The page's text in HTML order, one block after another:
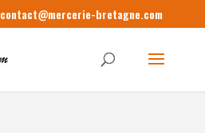
contact@mercerie-bretagne.com